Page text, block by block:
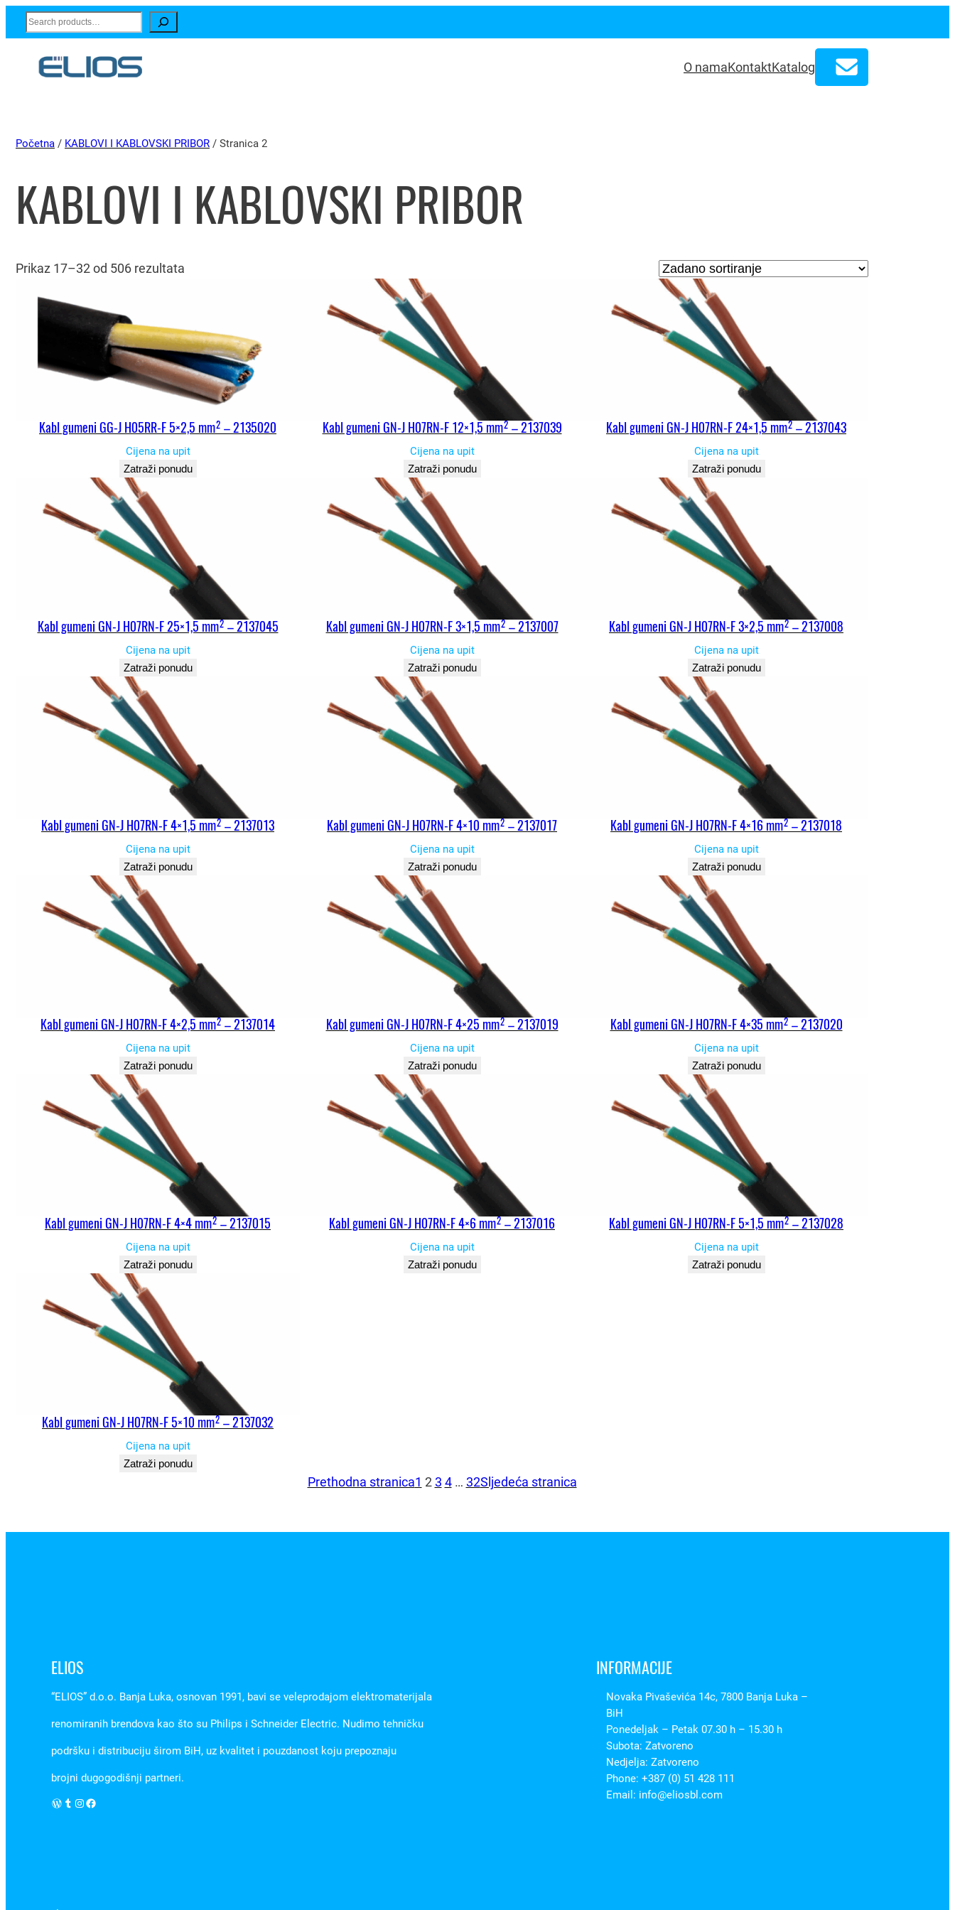
Search
O namaKontaktKatalog
Početna / KABLOVI I KABLOVSKI PRIBOR / Stranica 2
KABLOVI I KABLOVSKI PRIBOR
Prikaz 17–32 od 506 rezultata
Kabl gumeni GG-J H05RR-F 5×2,5 mm² – 2135020
Cijena na upit
Zatraži ponudu
Kabl gumeni GN-J H07RN-F 12×1,5 mm² – 2137039
Cijena na upit
Zatraži ponudu
Kabl gumeni GN-J H07RN-F 24×1,5 mm² – 2137043
Cijena na upit
Zatraži ponudu
Kabl gumeni GN-J H07RN-F 25×1,5 mm² – 2137045
Cijena na upit
Zatraži ponudu
Kabl gumeni GN-J H07RN-F 3×1,5 mm² – 2137007
Cijena na upit
Zatraži ponudu
Kabl gumeni GN-J H07RN-F 3×2,5 mm² – 2137008
Cijena na upit
Zatraži ponudu
Kabl gumeni GN-J H07RN-F 4×1,5 mm² – 2137013
Cijena na upit
Zatraži ponudu
Kabl gumeni GN-J H07RN-F 4×10 mm² – 2137017
Cijena na upit
Zatraži ponudu
Kabl gumeni GN-J H07RN-F 4×16 mm² – 2137018
Cijena na upit
Zatraži ponudu
Kabl gumeni GN-J H07RN-F 4×2,5 mm² – 2137014
Cijena na upit
Zatraži ponudu
Kabl gumeni GN-J H07RN-F 4×25 mm² – 2137019
Cijena na upit
Zatraži ponudu
Kabl gumeni GN-J H07RN-F 4×35 mm² – 2137020
Cijena na upit
Zatraži ponudu
Kabl gumeni GN-J H07RN-F 4×4 mm² – 2137015
Cijena na upit
Zatraži ponudu
Kabl gumeni GN-J H07RN-F 4×6 mm² – 2137016
Cijena na upit
Zatraži ponudu
Kabl gumeni GN-J H07RN-F 5×1,5 mm² – 2137028
Cijena na upit
Zatraži ponudu
Kabl gumeni GN-J H07RN-F 5×10 mm² – 2137032
Cijena na upit
Zatraži ponudu
Prethodna stranica1 2 3 4 … 32Sljedeća stranica
ELIOS
“ELIOS” d.o.o. Banja Luka, osnovan 1991, bavi se veleprodajom elektromaterijala
renomiranih brendova kao što su Philips i Schneider Electric. Nudimo tehničku
podršku i distribuciju širom BiH, uz kvalitet i pouzdanost koju prepoznaju
brojni dugogodišnji partneri.
WordPress Instagram Facebook
INFORMACIJE
Novaka Pivaševića 14c, 7800 Banja Luka –
BiH
Ponedeljak – Petak 07.30 h – 15.30 h
Subota: Zatvoreno
Nedjelja: Zatvoreno
Phone: +387 (0) 51 428 111
Email: info@eliosbl.com